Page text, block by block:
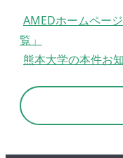
AMEDホームペー
覧」
熊本大学の本件お